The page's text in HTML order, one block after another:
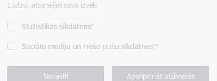
Lūdzu, atzīmējiet savu izvēli:
Statistikas sīkdatnes*
Sociālo mediju un trešo pušu sīkdatnes**
Noraidīt Apstiprināt atzīmētās